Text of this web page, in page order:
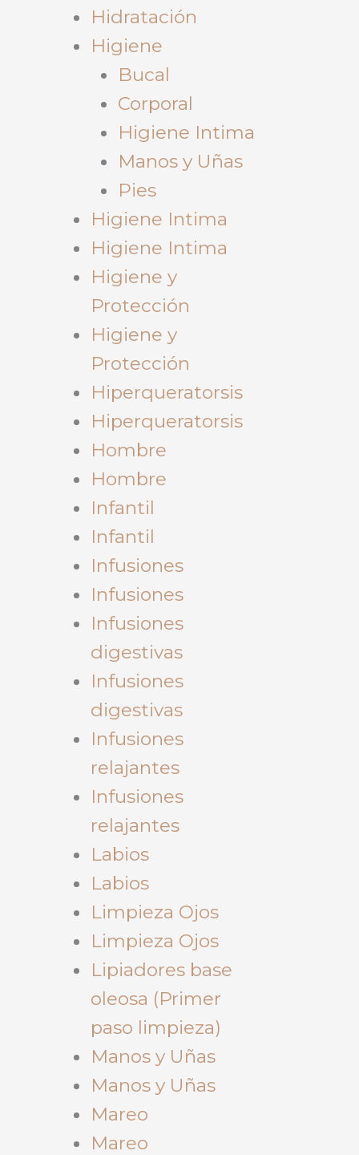
Hidratación
Higiene
Bucal
Corporal
Higiene Intima
Manos y Uñas
Pies
Higiene Intima
Higiene Intima
Higiene y
Protección
Higiene y
Protección
Hiperqueratorsis
Hiperqueratorsis
Hombre
Hombre
Infantil
Infantil
Infusiones
Infusiones
Infusiones
digestivas
Infusiones
digestivas
Infusiones
relajantes
Infusiones
relajantes
Labios
Labios
Limpieza Ojos
Limpieza Ojos
Lipiadores base
oleosa (Primer
paso limpieza)
Manos y Uñas
Manos y Uñas
Mareo
Mareo